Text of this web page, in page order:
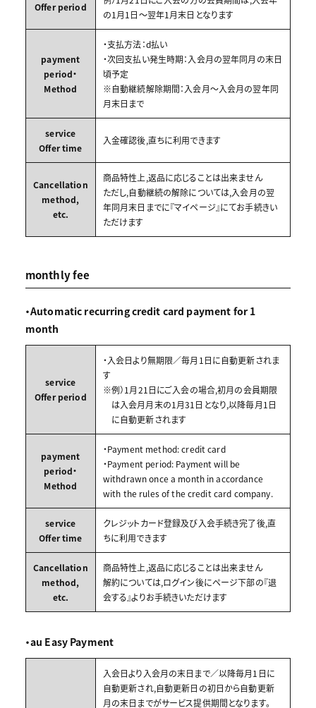
Offer period
の1月1日～翌年1月末日となります
payment
period・
Method
・支払方法：d払い
・次回支払い発生時期：入会月の翌年同月の末日
頃予定
※自動継続解除期間：入会月～入会月の翌年同
月末日まで
service
Offer time
入金確認後,直ちに利用できます
Cancellation
method,
etc.
商品特性上,返品に応じることは出来ません
ただし,自動継続の解除については,入会月の翌
年同月末日までに『マイページ』にてお手続きい
ただけます
monthly fee
・Automatic recurring credit card payment for 1
month
service
Offer period
・入会日より無期限／毎月1日に自動更新されま
す
※例）1月21日にご入会の場合,初月の会員期限
は入会月月末の1月31日となり,以降毎月1日
に自動更新されます
payment
period・
Method
・Payment method: credit card
・Payment period: Payment will be
withdrawn once a month in accordance
with the rules of the credit card company.
service
Offer time
クレジットカード登録及び入会手続き完了後,直
ちに利用できます
Cancellation
method,
etc.
商品特性上,返品に応じることは出来ません
解約については,ログイン後にページ下部の『退
会する』よりお手続きいただけます
・au Easy Payment
入会日より入会月の末日まで／以降毎月1日に
自動更新され,自動更新日の初日から自動更新
月の末日までがサービス提供期間となります。